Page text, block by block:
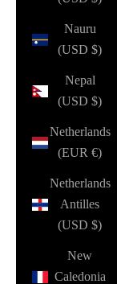
Nauru
(USD $)
Nepal
(USD $)
Netherlands
(EUR €)
Netherlands
Antilles
(USD $)
New
Caledonia